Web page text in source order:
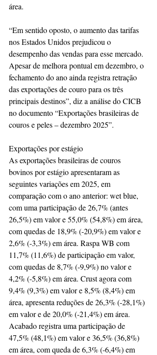
área.
“Em sentido oposto, o aumento das tarifas
nos Estados Unidos prejudicou o
desempenho das vendas para esse mercado.
Apesar de melhora pontual em dezembro, o
fechamento do ano ainda registra retração
das exportações de couro para os três
principais destinos”, diz a análise do CICB
no documento “Exportações brasileiras de
couros e peles – dezembro 2025”.
Exportações por estágio
As exportações brasileiras de couros
bovinos por estágio apresentaram as
seguintes variações em 2025, em
comparação com o ano anterior: wet blue,
com uma participação de 26,7% (antes
26,5%) em valor e 55,0% (54,8%) em área,
com quedas de 18,9% (-20,9%) em valor e
2,6% (-3,3%) em área. Raspa WB com
11,7% (11,6%) de participação em valor,
com quedas de 8,7% (-9,9%) no valor e
4,2% (-5,8%) em área. Crust agora com
9,4% (9,3%) em valor e 8,5% (8,4%) em
área, apresenta reduções de 26,3% (-28,1%)
em valor e de 20,0% (-21,4%) em área.
Acabado registra uma participação de
47,5% (48,1%) em valor e 36,5% (36,8%)
em área, com queda de 6,3% (-6,4%) em